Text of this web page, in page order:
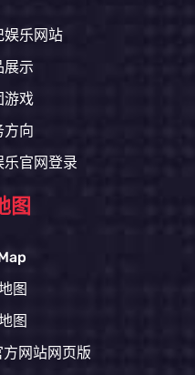
娱乐网站
展示
游戏
方向
官网登录
图
图
图
网站网页版